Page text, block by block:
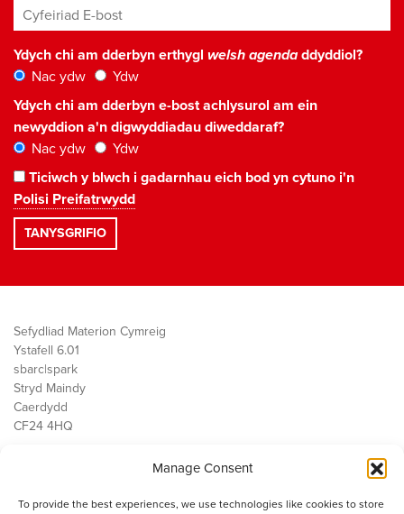
Manage Consent
To provide the best experiences, we use technologies like cookies to store
Cyfeiriad E-bost*
Ydych chi am dderbyn erthygl welsh agendaddyddiol?
Nac ydw
Ydw
Ydych chi am dderbyn e-bost achlysurol am ein
newyddion a'n digwyddiadau diweddaraf?
Nac ydw
Ydw
Ticiwch y blwch i gadarnhau eich bod yn cytuno i'n
Polisi Preifatrwydd
Sefydliad Materion Cymreig
Ystafell 6.01
sbarc|spark
Stryd Maindy
Caerdydd
CF24 4HQ
Public Services